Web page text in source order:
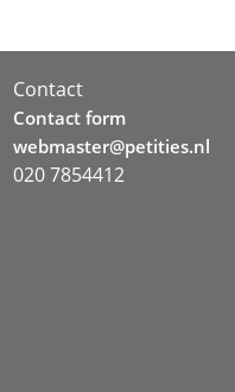
Contact
Contact form
webmaster@petities.nl
020 7854412